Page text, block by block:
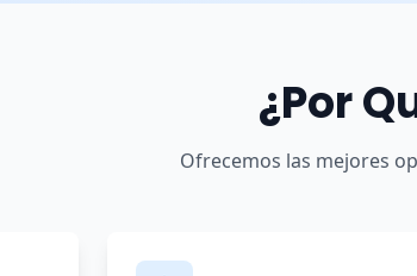
¿Por
Ofrecemos las mejores